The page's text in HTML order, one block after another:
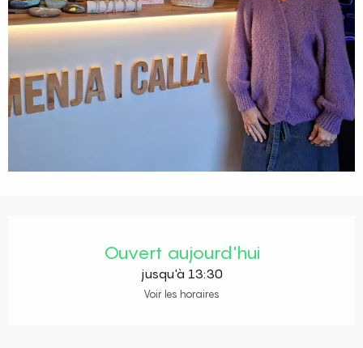
Ouvert aujourd'hui
jusqu'à 13:30
Voir les horaires